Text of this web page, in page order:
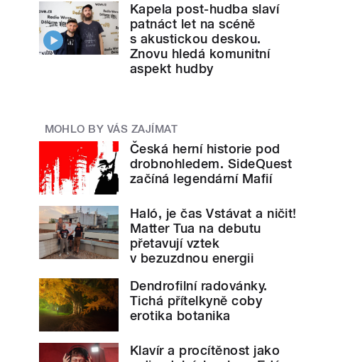
Kapela post-hudba slaví
patnáct let na scéně
s akustickou deskou.
Znovu hledá komunitní
aspekt hudby
MOHLO BY VÁS ZAJÍMAT
Česká herní historie pod
drobnohledem. SideQuest
začíná legendární Mafií
Haló, je čas Vstávat a ničit!
Matter Tua na debutu
přetavují vztek
v bezuzdnou energii
Dendrofilní radovánky.
Tichá přítelkyně coby
erotika botanika
Klavír a procítěnost jako